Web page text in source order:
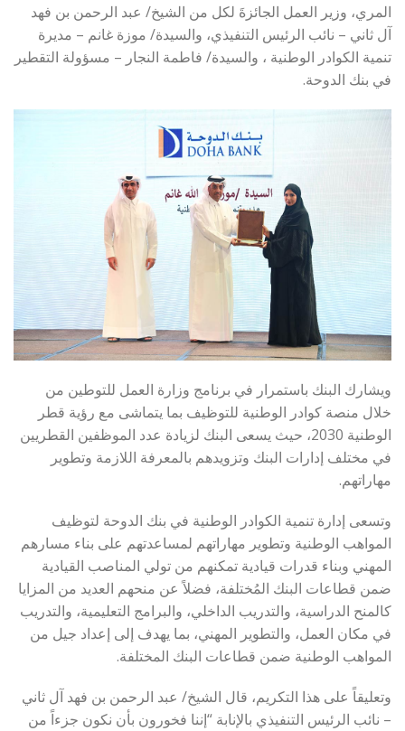
المري، وزير العمل الجائزةَ لكل من الشيخ/ عبد الرحمن بن فهد
آل ثاني – نائب الرئيس التنفيذي، والسيدة/ موزة غانم – مديرة
تنمية الكوادر الوطنية ، والسيدة/ فاطمة النجار – مسؤولة التقطير
في بنك الدوحة.
ويشارك البنك باستمرار في برنامج وزارة العمل للتوطين من
خلال منصة كوادر الوطنية للتوظيف بما يتماشى مع رؤية قطر
الوطنية 2030، حيث يسعى البنك لزيادة عدد الموظفين القطريين
في مختلف إدارات البنك وتزويدهم بالمعرفة اللازمة وتطوير
مهاراتهم.
وتسعى إدارة تنمية الكوادر الوطنية في بنك الدوحة لتوظيف
المواهب الوطنية وتطوير مهاراتهم لمساعدتهم على بناء مسارهم
المهني وبناء قدرات قيادية تمكنهم من تولي المناصب القيادية
ضمن قطاعات البنك المُختلفة، فضلاً عن منحهم العديد من المزايا
كالمنح الدراسية، والتدريب الداخلي، والبرامج التعليمية، والتدريب
في مكان العمل، والتطوير المهني، بما يهدف إلى إعداد جيل من
المواهب الوطنية ضمن قطاعات البنك المختلفة.
وتعليقاً على هذا التكريم، قال الشيخ/ عبد الرحمن بن فهد آل ثاني
– نائب الرئيس التنفيذي بالإنابة “إننا فخورون بأن نكون جزءاً من